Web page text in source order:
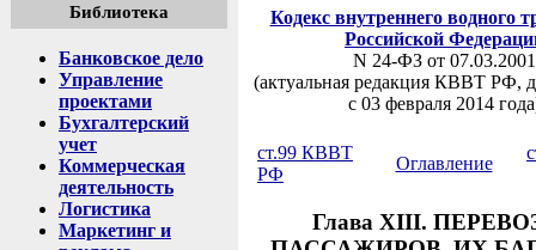
Библиотека
Банковское дело
Управление
проектами
Бухгалтерский
учет
Коммерческая
деятельность
Логистика
Маркетинг и
Кодекс внутреннего водного
Российской
N 24-ФЗ от 07.03.2001
(актуальная редакция КВВТ РФ,
c 03 февраля 2014
ст.99 КВВТ
РФ
Оглавление
Глава XIII.